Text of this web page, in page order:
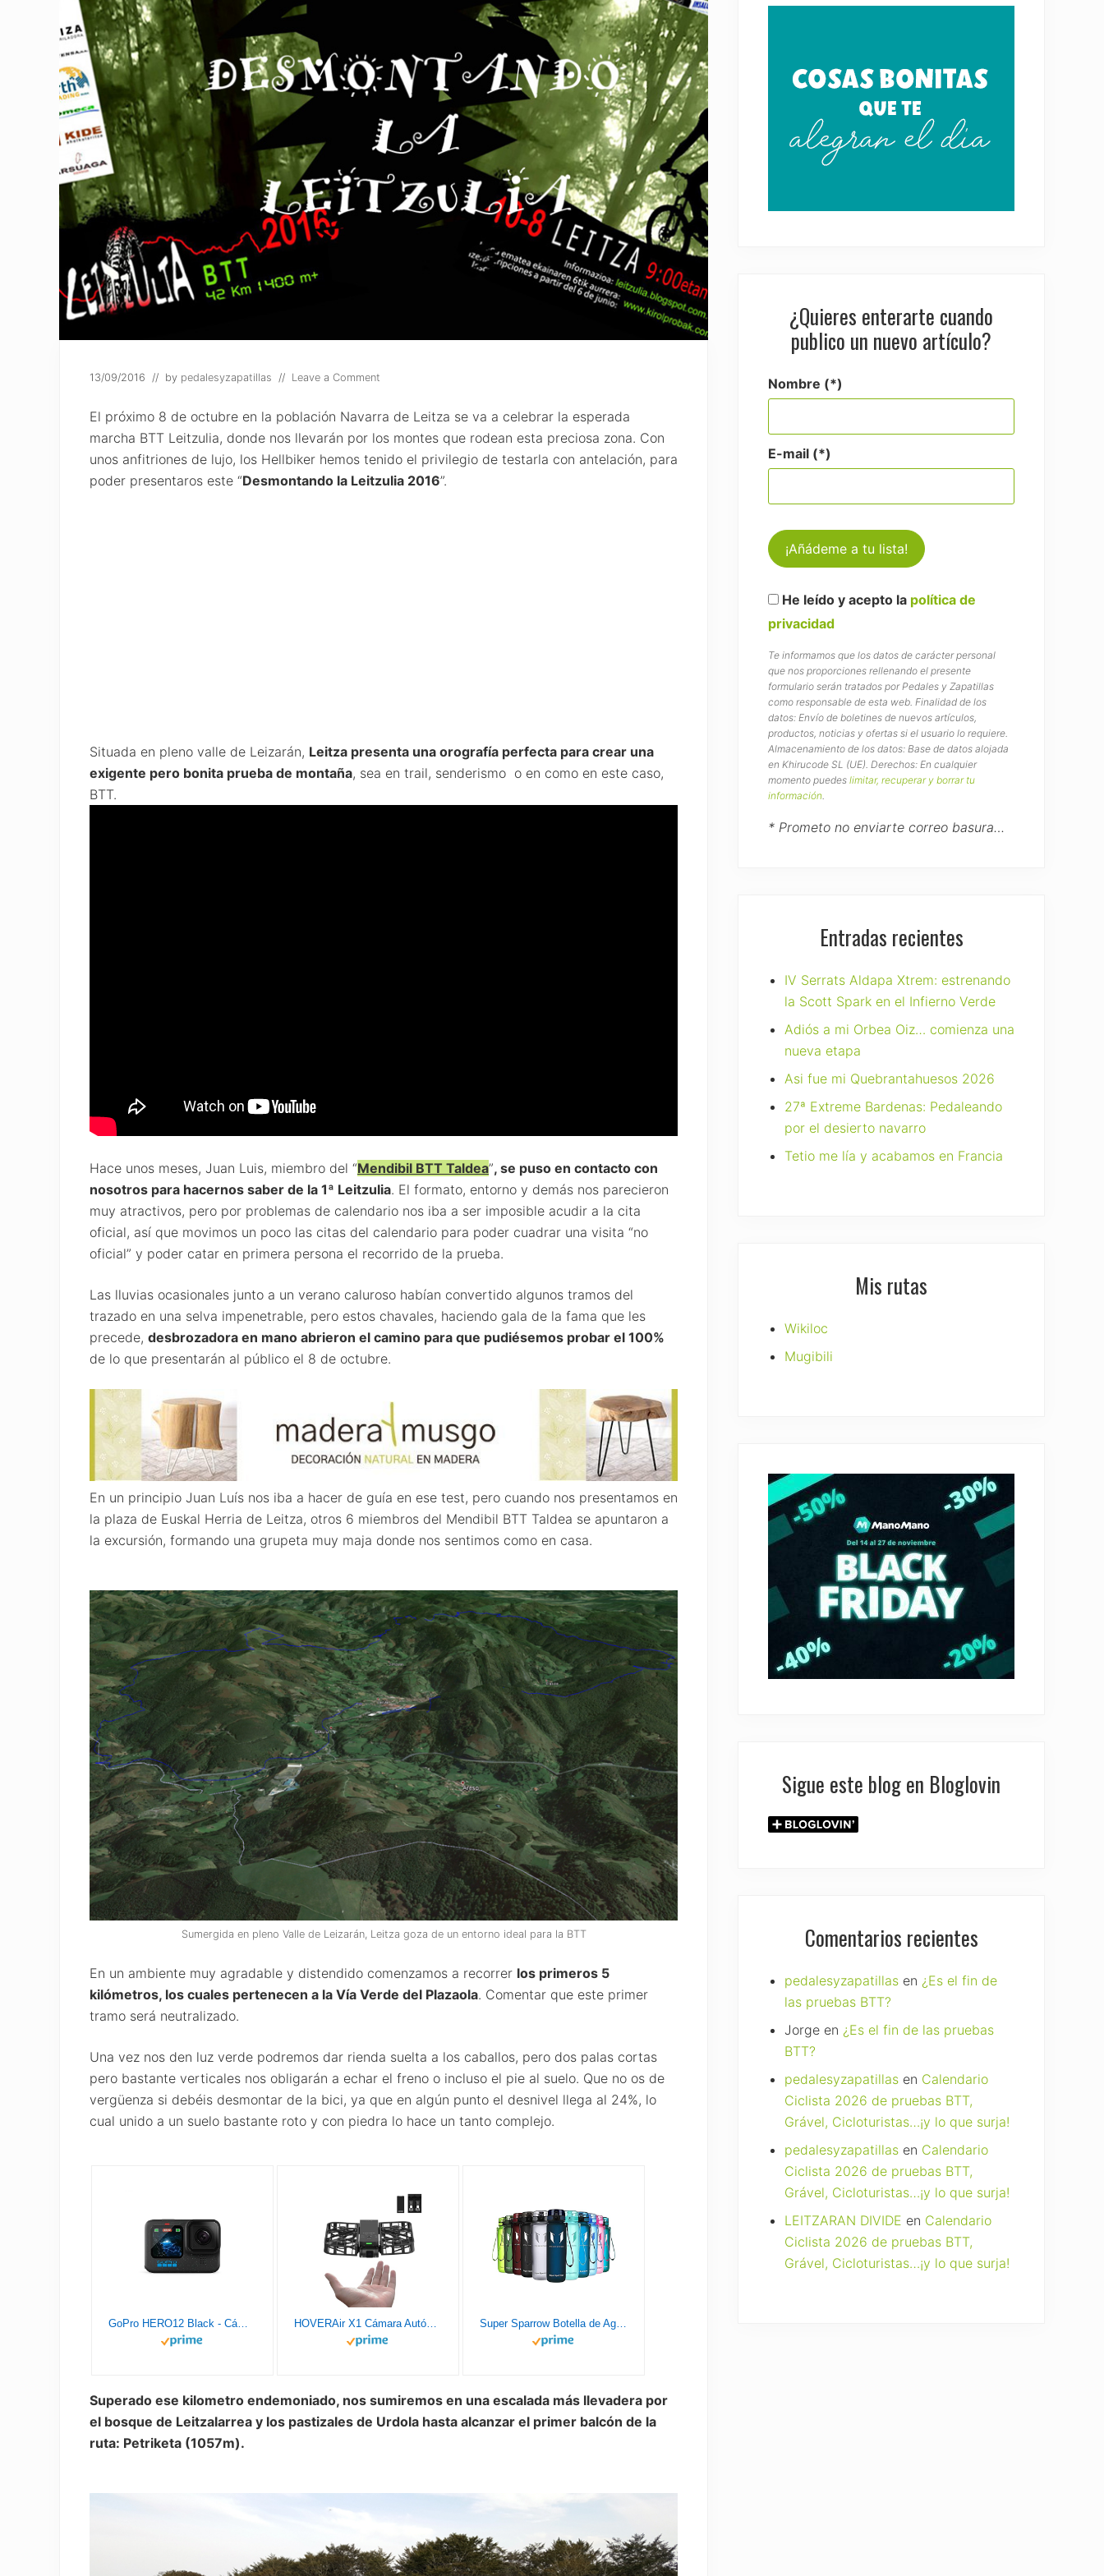
13/09/2016 // by pedalesyzapatillas // Leave a Comment
El próximo 8 de octubre en la población Navarra de Leitza se va a celebrar la esperada
marcha BTT Leitzulia, donde nos llevarán por los montes que rodean esta preciosa zona. Con
unos anfitriones de lujo, los Hellbiker hemos tenido el privilegio de testarla con antelación, para
poder presentaros este “Desmontando la Leitzulia 2016”.
Situada en pleno valle de Leizarán, Leitza presenta una orografía perfecta para crear una
exigente pero bonita prueba de montaña, sea en trail, senderismo o en como en este caso,
BTT.
Hace unos meses, Juan Luis, miembro del “Mendibil BTT Taldea”, se puso en contacto con
nosotros para hacernos saber de la 1ª Leitzulia. El formato, entorno y demás nos parecieron
muy atractivos, pero por problemas de calendario nos iba a ser imposible acudir a la cita
oficial, así que movimos un poco las citas del calendario para poder cuadrar una visita “no
oficial” y poder catar en primera persona el recorrido de la prueba.
Las lluvias ocasionales junto a un verano caluroso habían convertido algunos tramos del
trazado en una selva impenetrable, pero estos chavales, haciendo gala de la fama que les
precede, desbrozadora en mano abrieron el camino para que pudiésemos probar el 100%
de lo que presentarán al público el 8 de octubre.
En un principio Juan Luís nos iba a hacer de guía en ese test, pero cuando nos presentamos en
la plaza de Euskal Herria de Leitza, otros 6 miembros del Mendibil BTT Taldea se apuntaron a
la excursión, formando una grupeta muy maja donde nos sentimos como en casa.
Sumergida en pleno Valle de Leizarán, Leitza goza de un entorno ideal para la BTT
En un ambiente muy agradable y distendido comenzamos a recorrer los primeros 5
kilómetros, los cuales pertenecen a la Vía Verde del Plazaola. Comentar que este primer
tramo será neutralizado.
Una vez nos den luz verde podremos dar rienda suelta a los caballos, pero dos palas cortas
pero bastante verticales nos obligarán a echar el freno o incluso el pie al suelo. Que no os de
vergüenza si debéis desmontar de la bici, ya que en algún punto el desnivel llega al 24%, lo
cual unido a un suelo bastante roto y con piedra lo hace un tanto complejo.
GoPro HERO12 Black - Cámara de acción a Prueba de Agua con Video 5.3K60 Ultra HD, Fotos de 27MP, HDR, Sensor de Imagen de 1/1.9", transmisión en Vivo, cámara Web, estabilización HOVERAir X1 Cámara Autónoma Voladora, Dron de Bolsillo con Video HDR, Despegue de la Palma, Rutas de Vuelo Inteligentes, Modo Sígueme, Cámara de Acción con Control Manos Libres, Negro (Combo) Super Sparrow Botella de Agua Deportiva - 1000ml - Sin BPA
Superado ese kilometro endemoniado, nos sumiremos en una escalada más llevadera por
el bosque de Leitzalarrea y los pastizales de Urdola hasta alcanzar el primer balcón de la
ruta: Petriketa (1057m).
¿Quieres enterarte cuando
publico un nuevo artículo?
Nombre (*)
E-mail (*)
He leído y acepto la política de
privacidad
Te informamos que los datos de carácter personal
que nos proporciones rellenando el presente
formulario serán tratados por Pedales y Zapatillas
como responsable de esta web. Finalidad de los
datos: Envío de boletines de nuevos artículos,
productos, noticias y ofertas si el usuario lo requiere.
Almacenamiento de los datos: Base de datos alojada
en Khirucode SL (UE). Derechos: En cualquier
momento puedes limitar, recuperar y borrar tu
información
* Prometo no enviarte correo basura…
Entradas recientes
IV Serrats Aldapa Xtrem: estrenando
la Scott Spark en el Infierno Verde
Adiós a mi Orbea Oiz… comienza una
nueva etapa
Asi fue mi Quebrantahuesos 2026
27ª Extreme Bardenas: Pedaleando
por el desierto navarro
Tetio me lía y acabamos en Francia
Mis rutas
Wikiloc
Mugibili
Sigue este blog en Bloglovin
Comentarios recientes
pedalesyzapatillas en ¿Es el fin de
las pruebas BTT?
Jorge en ¿Es el fin de las pruebas
BTT?
pedalesyzapatillas en Calendario
Ciclista 2026 de pruebas BTT,
Grável, Cicloturistas…¡y lo que surja!
pedalesyzapatillas en Calendario
Ciclista 2026 de pruebas BTT,
Grável, Cicloturistas…¡y lo que surja!
LEITZARAN DIVIDE en Calendario
Ciclista 2026 de pruebas BTT,
Grável, Cicloturistas…¡y lo que surja!